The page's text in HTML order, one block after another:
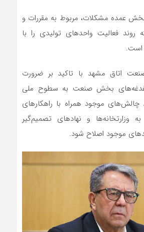
عمده مشکلات، مربوط به مقررات و
روند فعالیت واحدهای تولیدی را با
است.
اتاق مشهد با تاکید بر ضرورت
بخش صنعت به سطوح ملی
چالش‌های موجود همراه با راهکارهای
وزارتخانه‌ها و نهادهای تصمیم‌گیر
موجود اصلاح شود.